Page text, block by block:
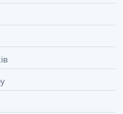
з пудр р8
з пудр р7,5